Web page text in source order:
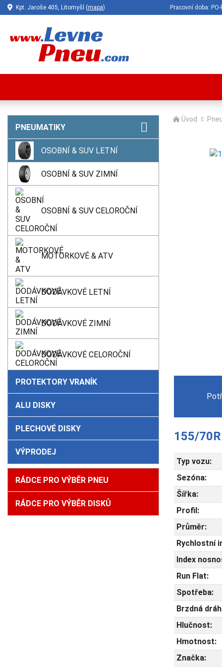
Kpt. Jaroše 405, Litomyšl (mapa) Pracovní doba:
PNEUMATIKY
OSOBNÍ & SUV LETNÍ
OSOBNÍ & SUV ZIMNÍ
OSOBNÍ & SUV CELOROČNÍ
MOTORKOVÉ & ATV
DODÁVKOVÉ LETNÍ
DODÁVKOVÉ ZIMNÍ
DODÁVKOVÉ CELOROČNÍ
PROTEKTORY VRANÍK
ALU DISKY
PLECHOVÉ DISKY
VÝPRODEJ
RÁDCE PRO VÝBĚR PNEU
RÁDCE PRO VÝBĚR DISKŮ
Úvod
155/
Typ vozu:
Sezóna:
Šířka:
Profil:
Průměr:
Rychlostní
Index
Run Flat:
Spotřeba:
Brzdná
Hlučnost:
Hmotnost:
Značka: